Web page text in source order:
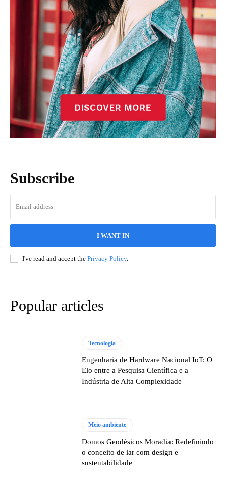
Subscribe
I WANT IN
I've read and accept the Privacy Policy.
Popular articles
Tecnologia
Engenharia de Hardware Nacional IoT: O
Elo entre a Pesquisa Científica e a
Indústria de Alta Complexidade
Meio ambiente
Domos Geodésicos Moradia: Redefinindo
o conceito de lar com design e
sustentabilidade